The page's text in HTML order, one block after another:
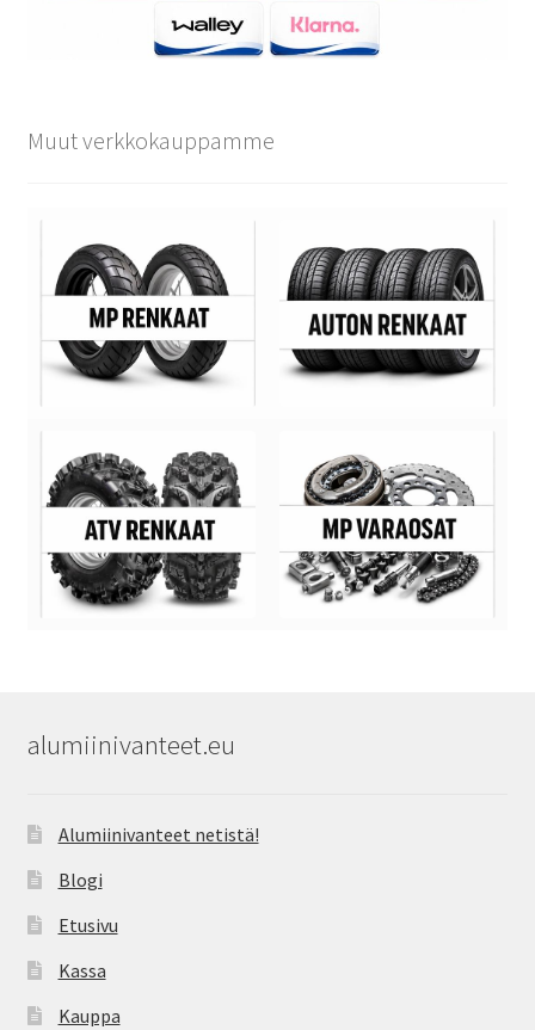
Muut verkkokauppamme
alumiinivanteet.eu
Alumiinivanteet netistä!
Blogi
Etusivu
Kassa
Kauppa